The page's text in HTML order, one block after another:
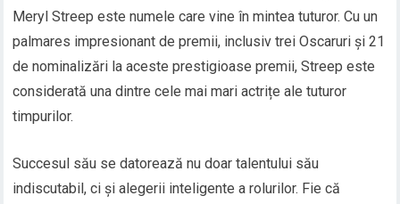
Meryl Streep este numele care vine în mintea tuturor. Cu un
palmares impresionant de premii, inclusiv trei Oscaruri și 21
de nominalizări la aceste prestigioase premii, Streep este
considerată una dintre cele mai mari actrițe ale tuturor
timpurilor.
Succesul său se datorează nu doar talentului său
indiscutabil, ci și alegerii inteligente a rolurilor. Fie că